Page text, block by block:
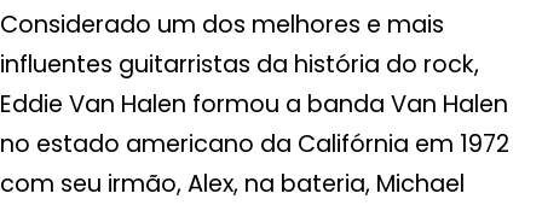
Considerado um dos melhores e mais
influentes guitarristas da história do rock,
Eddie Van Halen formou a banda Van Halen
no estado americano da Califórnia em 1972
com seu irmão, Alex, na bateria, Michael